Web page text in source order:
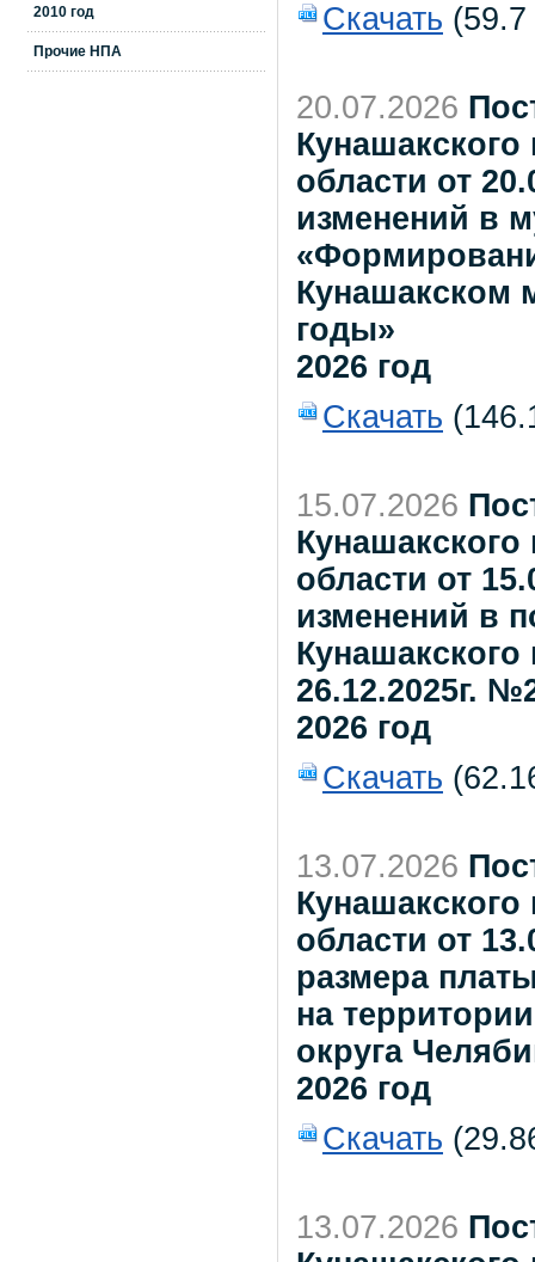
2010 год
Прочие НПА
Скачать
20.07.2026
области от
изменений в
Кунашакском
годы»
2026 год
Скачать
15.07.2026
области от
изменений в
Кунашакского
26.12.2025г.
2026 год
Скачать
13.07.2026
области от
размера
на
округа
2026 год
Скачать
13.07.2026